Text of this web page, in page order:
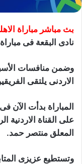
بث مباشر مباراة
نادى البقعة فى
الاردنى يلتقى
المباراة بدأت الآن
على القناة الاردنية
المعلق منتصر حمد.
وتستطيع عزيزى